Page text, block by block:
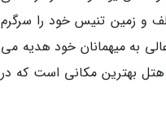
و زمین تنیس خود را سرگرم
عالی به میهمانان خود هدیه می
هتل بهترین مکانی است که در